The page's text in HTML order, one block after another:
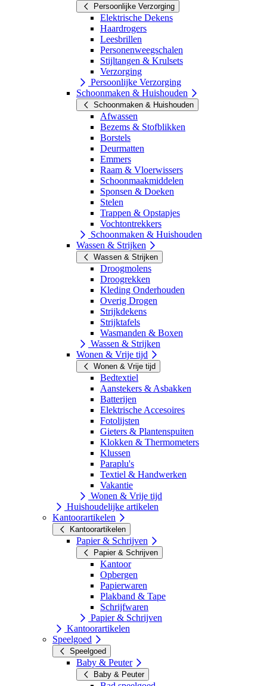
Persoonlijke Verzorging
Elektrische Dekens
Haardrogers
Leesbrillen
Personenweegschalen
Stijltangen & Krulsets
Verzorging
Persoonlijke Verzorging
Schoonmaken & Huishouden
Schoonmaken & Huishouden
Afwassen
Bezems & Stofblikken
Borstels
Deurmatten
Emmers
Raam & Vloerwissers
Schoonmaakmiddelen
Sponsen & Doeken
Stelen
Trappen & Opstapjes
Vochtontrekkers
Schoonmaken & Huishouden
Wassen & Strijken
Wassen & Strijken
Droogmolens
Droogrekken
Kleding Onderhouden
Overig Drogen
Strijkdekens
Strijktafels
Wasmanden & Boxen
Wassen & Strijken
Wonen & Vrije tijd
Wonen & Vrije tijd
Bedtextiel
Aanstekers & Asbakken
Batterijen
Elektrische Accesoires
Fotolijsten
Gieters & Plantenspuiten
Klokken & Thermometers
Klussen
Paraplu's
Textiel & Handwerken
Vakantie
Wonen & Vrije tijd
Huishoudelijke artikelen
Kantoorartikelen
Kantoorartikelen
Papier & Schrijven
Papier & Schrijven
Kantoor
Opbergen
Papierwaren
Plakband & Tape
Schrijfwaren
Papier & Schrijven
Kantoorartikelen
Speelgoed
Speelgoed
Baby & Peuter
Baby & Peuter